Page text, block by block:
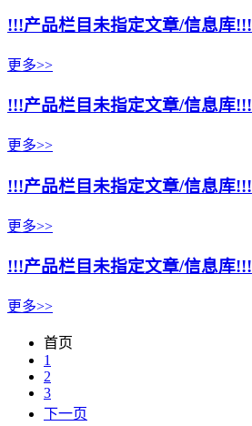
!!!产品栏目未指定文章/信息库!!!
更多>>
!!!产品栏目未指定文章/信息库!!!
更多>>
!!!产品栏目未指定文章/信息库!!!
更多>>
!!!产品栏目未指定文章/信息库!!!
更多>>
首页
1
2
3
下一页